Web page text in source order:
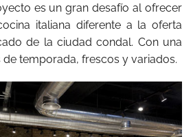
es un gran desafío al ofrecer
italiana diferente a la oferta
de la ciudad condal. Con una
temporada, frescos y variados.